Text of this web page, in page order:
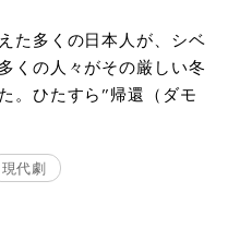
た多くの日本人が、シベ
くの人々がその厳しい冬
。ひたすら”帰還（ダモ
現代劇